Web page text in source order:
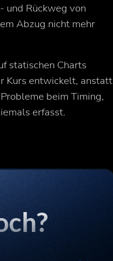
und Rückweg von
Abzug nicht mehr
statischen Charts
Kurs entwickelt, anstatt
beim Timing,
erfasst.